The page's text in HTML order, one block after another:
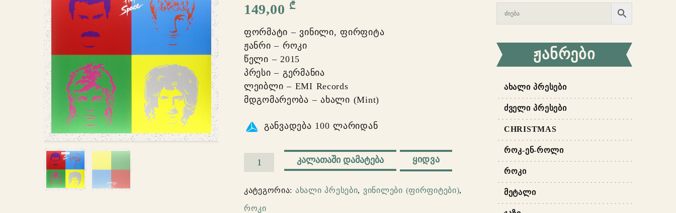
ᲟᲐᲜᲠᲔᲑᲘ
ᲐᲮᲐᲚᲘ ᲞᲠᲔᲡᲔᲑᲘ
ᲫᲕᲔᲚᲘ ᲞᲠᲔᲡᲔᲑᲘ
CHRISTMAS
ᲠᲝᲙ-ᲔᲜ-ᲠᲝᲚᲘ
ᲠᲝᲙᲘ
ᲛᲔᲢᲐᲚᲘ
149,00 ₾
ფორმატი – ვინილი, ფირფიტა
ჟანრი – როკი
წელი – 2015
პრესი – გერმანია
ლეიბლი – EMI Records
მდგომარეობა – ახალი (Mint)
განვადება 100 ლარიდან
რაოდენობა:
–
ᲙᲐᲚᲐᲗᲐᲨᲘ ᲓᲐᲛᲐᲢᲔᲑᲐ ᲧᲘᲓᲕᲐ
კატეგორია: ახალი პრესები, ვინილები (ფირფიტები),
როკი